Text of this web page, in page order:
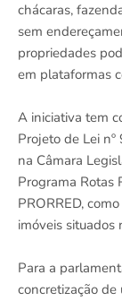
chácaras,
sem
propriedades
em plataformas
A iniciativa tem
Projeto de Lei
na Câmara
Programa Rotas
PRORRED,
imóveis situados
Para a
concretização